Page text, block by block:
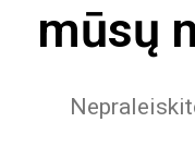
mūsų